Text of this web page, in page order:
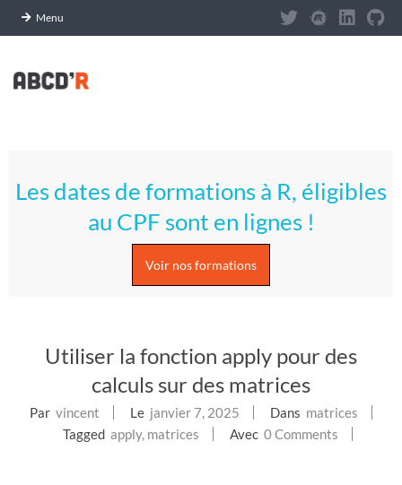
Menu
content
S
S
E
Menu
Les dates de formations à R, éligibles
au CPF sont en lignes !
Voir nos formations
Utiliser la fonction apply pour des
calculs sur des matrices
Par vincent Le janvier 7, 2025 Dans matrices
Tagged apply, matrices Avec 0 Comments
Panneau de gestion des cookies